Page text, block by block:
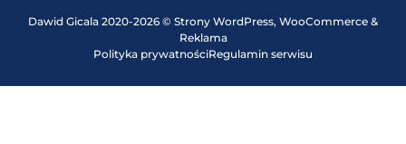
Dawid Gicala 2020-2026 © Strony WordPress, WooCommerce &
Reklama
Polityka prywatnościRegulamin serwisu